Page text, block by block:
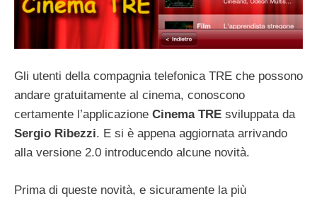
Gli utenti della compagnia telefonica TRE che possono
andare gratuitamente al cinema, conoscono
certamente l’applicazione Cinema TRE sviluppata da
Sergio Ribezzi. E si è appena aggiornata arrivando
alla versione 2.0 introducendo alcune novità.
Prima di queste novità, e sicuramente la più